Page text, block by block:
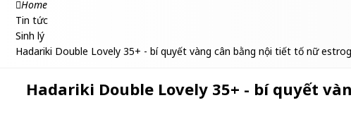
Home
Tin tức
Sinh lý
Hadariki Double Lovely 35+ - bí quyết vàng cân bằng nội tiết tố nữ
Hadariki Double Lovely 35+ - bí quyết